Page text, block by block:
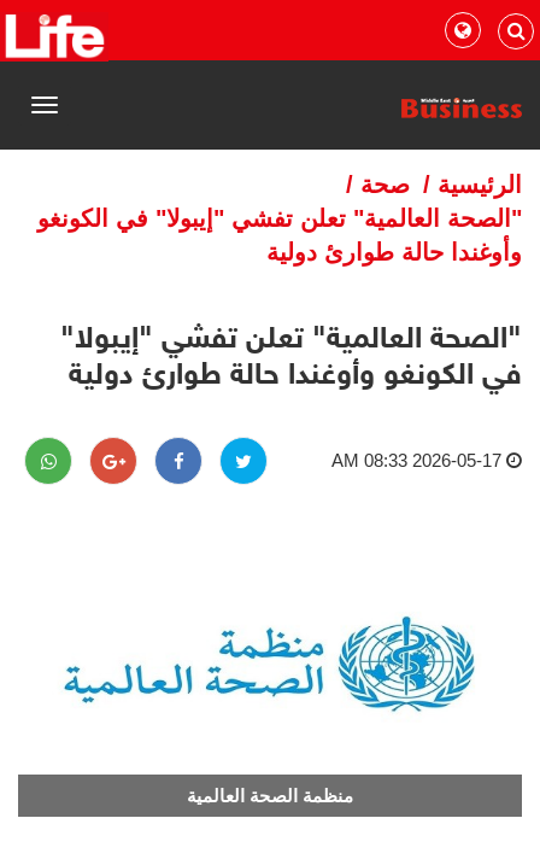
القائمة
الرئيسية / صحة /
"الصحة العالمية" تعلن تفشي "إيبولا" في الكونغو
وأوغندا حالة طوارئ دولية
"الصحة العالمية" تعلن تفشي "إيبولا"
في الكونغو وأوغندا حالة طوارئ دولية
2026-05-17 08:33 AM
منظمة الصحة العالمية